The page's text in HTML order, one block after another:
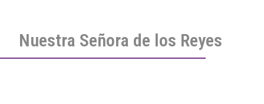
Nuestra Señora de los Reyes